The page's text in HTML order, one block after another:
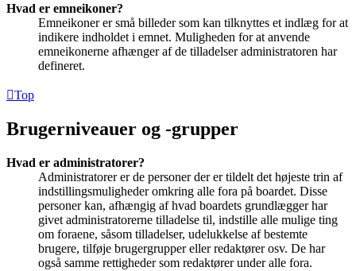
Hvad er emneikoner?
Emneikoner er små billeder som kan tilknyttes et indlæg for at
indikere indholdet i emnet. Muligheden for at anvende
emneikonerne afhænger af de tilladelser administratoren har
defineret.
Top
Brugerniveauer og -grupper
Hvad er administratorer?
Administratorer er de personer der er tildelt det højeste trin af
indstillingsmuligheder omkring alle fora på boardet. Disse
personer kan, afhængig af hvad boardets grundlægger har
givet administratorerne tilladelse til, indstille alle mulige ting
om foraene, såsom tilladelser, udelukkelse af bestemte
brugere, tilføje brugergrupper eller redaktører osv. De har
også samme rettigheder som redaktører under alle fora.